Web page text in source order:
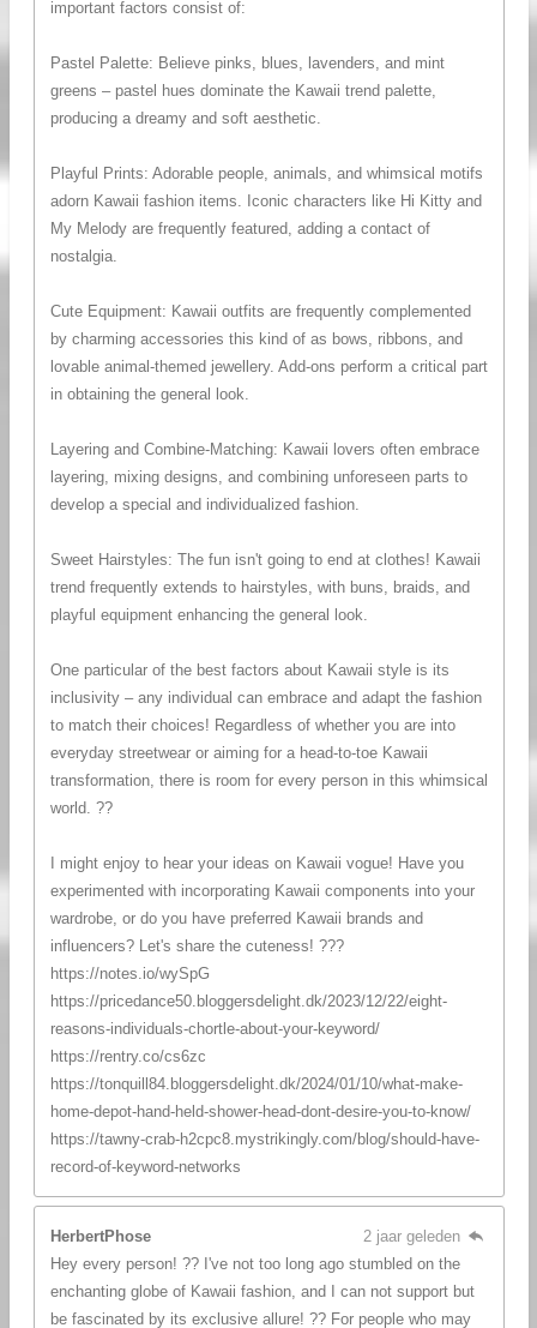
important factors consist of:
Pastel Palette: Believe pinks, blues, lavenders, and mint
greens – pastel hues dominate the Kawaii trend palette,
producing a dreamy and soft aesthetic.
Playful Prints: Adorable people, animals, and whimsical motifs
adorn Kawaii fashion items. Iconic characters like Hi Kitty and
My Melody are frequently featured, adding a contact of
nostalgia.
Cute Equipment: Kawaii outfits are frequently complemented
by charming accessories this kind of as bows, ribbons, and
lovable animal-themed jewellery. Add-ons perform a critical part
in obtaining the general look.
Layering and Combine-Matching: Kawaii lovers often embrace
layering, mixing designs, and combining unforeseen parts to
develop a special and individualized fashion.
Sweet Hairstyles: The fun isn't going to end at clothes! Kawaii
trend frequently extends to hairstyles, with buns, braids, and
playful equipment enhancing the general look.
One particular of the best factors about Kawaii style is its
inclusivity – any individual can embrace and adapt the fashion
to match their choices! Regardless of whether you are into
everyday streetwear or aiming for a head-to-toe Kawaii
transformation, there is room for every person in this whimsical
world. ??
I might enjoy to hear your ideas on Kawaii vogue! Have you
experimented with incorporating Kawaii components into your
wardrobe, or do you have preferred Kawaii brands and
influencers? Let's share the cuteness! ???
https://notes.io/wySpG
https://pricedance50.bloggersdelight.dk/2023/12/22/eight-
reasons-individuals-chortle-about-your-keyword/
https://rentry.co/cs6zc
https://tonquill84.bloggersdelight.dk/2024/01/10/what-make-
home-depot-hand-held-shower-head-dont-desire-you-to-know/
https://tawny-crab-h2cpc8.mystrikingly.com/blog/should-have-
record-of-keyword-networks
HerbertPhose
2 jaar geleden
Hey every person! ?? I've not too long ago stumbled on the
enchanting globe of Kawaii fashion, and I can not support but
be fascinated by its exclusive allure! ?? For people who may